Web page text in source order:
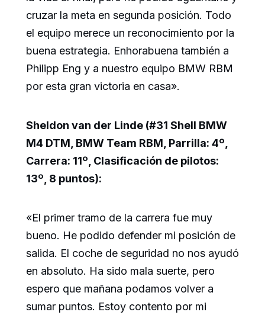
cruzar la meta en segunda posición. Todo
el equipo merece un reconocimiento por la
buena estrategia. Enhorabuena también a
Philipp Eng y a nuestro equipo BMW RBM
por esta gran victoria en casa».
Sheldon van der Linde (#31 Shell BMW
M4 DTM, BMW Team RBM, Parrilla: 4º,
Carrera: 11º, Clasificación de pilotos:
13º, 8 puntos):
«El primer tramo de la carrera fue muy
bueno. He podido defender mi posición de
salida. El coche de seguridad no nos ayudó
en absoluto. Ha sido mala suerte, pero
espero que mañana podamos volver a
sumar puntos. Estoy contento por mi